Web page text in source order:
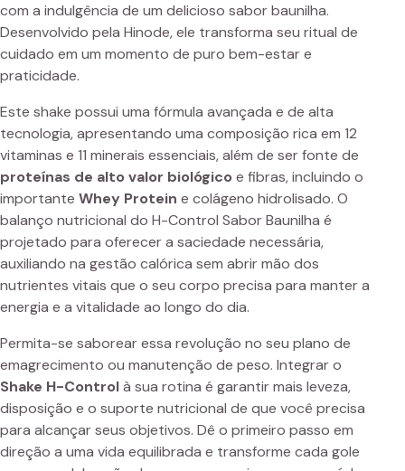
com a indulgência de um delicioso sabor baunilha.
Desenvolvido pela Hinode, ele transforma seu ritual de
cuidado em um momento de puro bem-estar e
praticidade.
Este shake possui uma fórmula avançada e de alta
tecnologia, apresentando uma composição rica em 12
vitaminas e 11 minerais essenciais, além de ser fonte de
proteínas de alto valor biológico e fibras, incluindo o
importante Whey Protein e colágeno hidrolisado. O
balanço nutricional do H-Control Sabor Baunilha é
projetado para oferecer a saciedade necessária,
auxiliando na gestão calórica sem abrir mão dos
nutrientes vitais que o seu corpo precisa para manter a
energia e a vitalidade ao longo do dia.
Permita-se saborear essa revolução no seu plano de
emagrecimento ou manutenção de peso. Integrar o
Shake H-Controlà sua rotina é garantir mais leveza,
disposição e o suporte nutricional de que você precisa
para alcançar seus objetivos. Dê o primeiro passo em
direção a uma vida equilibrada e transforme cada gole